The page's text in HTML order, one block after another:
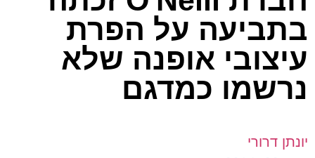
בתביעה על הפרת
עיצובי אופנה שלא
נרשמו כמדגם
יונתן דרורי